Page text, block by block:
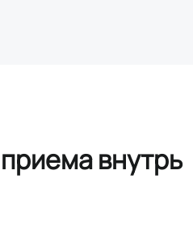
внутрь